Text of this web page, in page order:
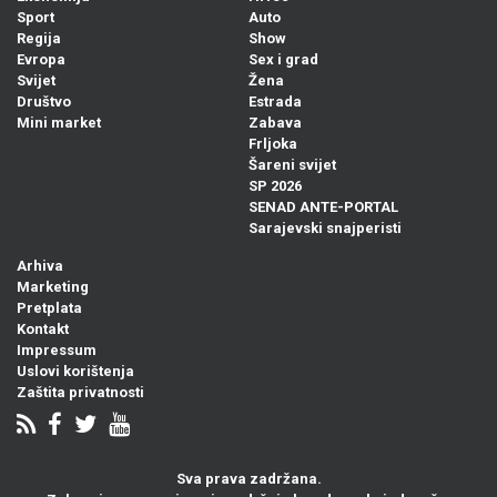
Sport
Regija
Evropa
Svijet
Društvo
Mini market
Auto
Show
Sex i grad
Žena
Estrada
Zabava
Frljoka
Šareni svijet
SP 2026
SENAD ANTE-PORTAL
Sarajevski snajperisti
Arhiva
Marketing
Pretplata
Kontakt
Impressum
Uslovi korištenja
Zaštita privatnosti
Sva prava zadržana.